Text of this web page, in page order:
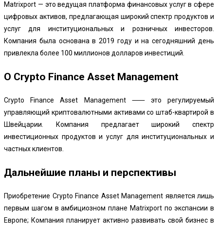
Matrixport — это ведущая платформа финансовых услуг в сфере
цифровых активов, предлагающая широкий спектр продуктов и
услуг для институциональных и розничных инвесторов.
Компания была основана в 2019 году и на сегодняшний день
привлекла более 100 миллионов долларов инвестиций.
О Crypto Finance Asset Management
Crypto Finance Asset Management ⸺ это регулируемый
управляющий криптовалютными активами со штаб-квартирой в
Швейцарии. Компания предлагает широкий спектр
инвестиционных продуктов и услуг для институциональных и
частных клиентов.
Дальнейшие планы и перспективы
Приобретение Crypto Finance Asset Management является лишь
первым шагом в амбициозном плане Matrixport по экспансии в
Европе; Компания планирует активно развивать свой бизнес в